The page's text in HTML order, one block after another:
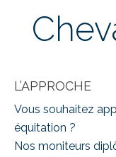
L’APPROCHE
Vous souhaitez
équitation ?
Nos moniteurs